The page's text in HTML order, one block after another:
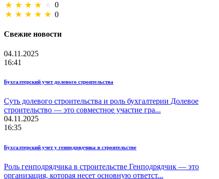
0
0
Свежие новости
04.11.2025
16:41
Бухгалтерский учет долевого строительства
Суть долевого строительства и роль бухгалтерии Долевое
строительство — это совместное участие гра...
04.11.2025
16:35
Бухгалтерский учет у генподрядчика в строительстве
Роль генподрядчика в строительстве Генподрядчик — это
организация, которая несет основную ответст...